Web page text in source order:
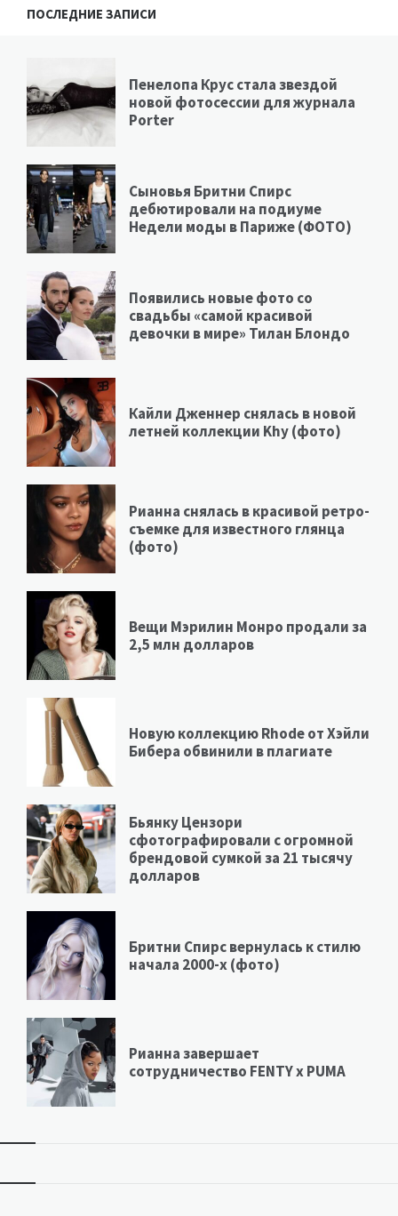
ПОСЛЕДНИЕ ЗАПИСИ
Пенелопа Крус стала звездой
новой фотосессии для журнала
Porter
Сыновья Бритни Спирс
дебютировали на подиуме
Недели моды в Париже (ФОТО)
Появились новые фото со
свадьбы «самой красивой
девочки в мире» Тилан Блондо
Кайли Дженнер снялась в новой
летней коллекции Khy (фото)
Рианна снялась в красивой ретро-
съемке для известного глянца
(фото)
Вещи Мэрилин Монро продали за
2,5 млн долларов
Новую коллекцию Rhode от Хэйли
Бибера обвинили в плагиате
Бьянку Цензори
сфотографировали с огромной
брендовой сумкой за 21 тысячу
долларов
Бритни Спирс вернулась к стилю
начала 2000-х (фото)
Рианна завершает
сотрудничество FENTY х PUMA
Виджеты